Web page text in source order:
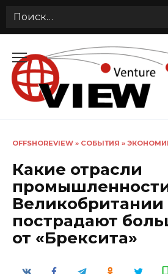
Search
содержанию
OFFSHOREVIEW » СОБЫТИЯ »
Какие отрасли
Великобритании
пострадают
от «Брексита»